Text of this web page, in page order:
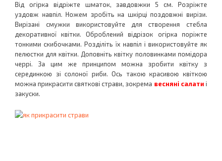
Від огірка відріжте шматок, завдовжки 5 см. Розріжте
уздовж навпіл. Ножем зробіть на шкірці поздовжні вирізи.
Вирізані смужки використовуйте для створення стебла
декоративної квітки. Оброблений відрізок огірка поріжте
тонкими скибочками. Розділіть їх навпіл і використовуйте як
пелюстки для квітки. Доповніть квітку половинками помідора
черрі. За цим же принципом можна зробити квітку з
серединкою зі солоної риби. Ось такою красивою квіткою
можна прикрасити святкові страви, зокрема весняні салати і
закуски.